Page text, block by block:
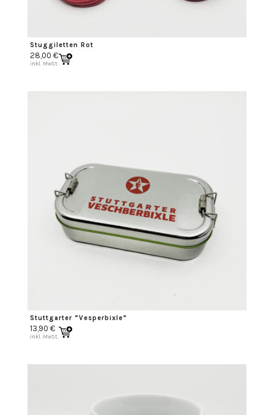
Stuggiletten Rot
28,00 €
inkl. MwSt.
Stuttgarter “Vesperbixle”
13,90 €
inkl. MwSt.